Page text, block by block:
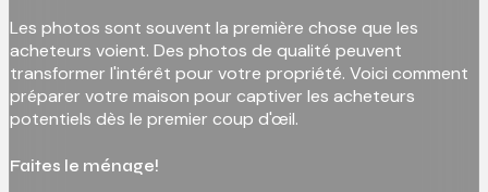
Les photos sont souvent la première chose que les
acheteurs voient. Des photos de qualité peuvent
transformer l'intérêt pour votre propriété. Voici comment
préparer votre maison pour captiver les acheteurs
potentiels dès le premier coup d'œil.
Faites le ménage!